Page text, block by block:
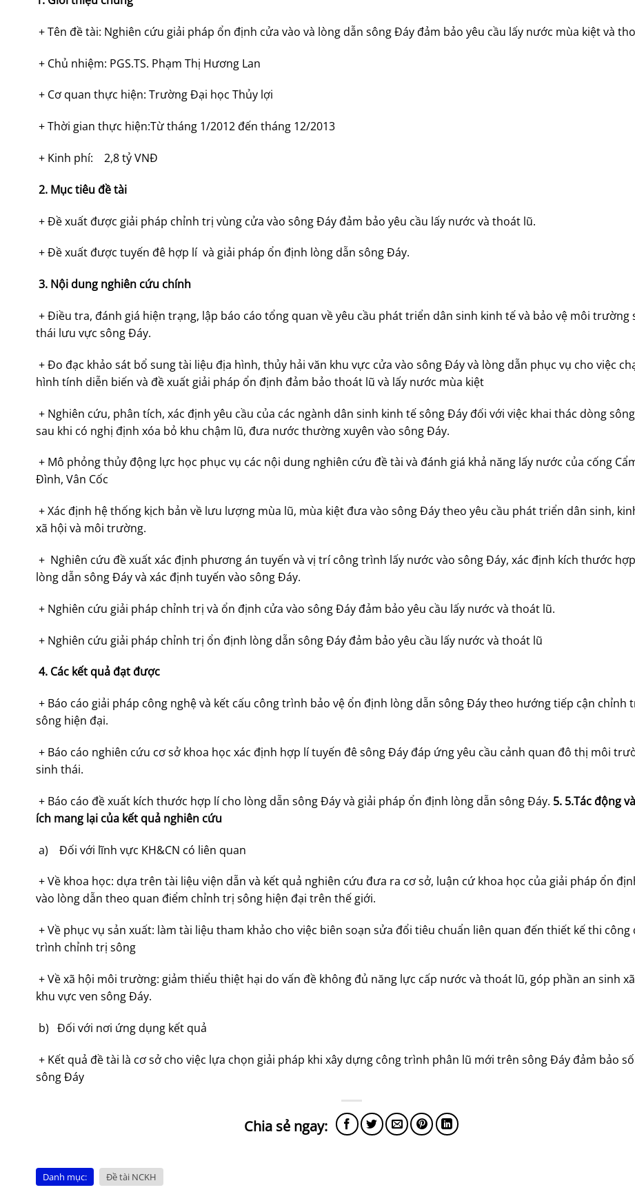
+ Tên đề tài: Nghiên cứu giải pháp ổn định cửa vào và lòng dẫn sông Đáy đảm bảo yêu cầu lấy nước mùa kiệt và
+ Chủ nhiệm: PGS.TS. Phạm Thị Hương Lan
+ Cơ quan thực hiện: Trường Đại học Thủy lợi
+ Thời gian thực hiện:Từ tháng 1/2012 đến tháng 12/2013
+ Kinh phí: 2,8 tỷ VNĐ
2. Mục tiêu đề tài
+ Đề xuất được giải pháp chỉnh trị vùng cửa vào sông Đáy đảm bảo yêu cầu lấy nước và thoát lũ.
+ Đề xuất được tuyến đê hợp lí và giải pháp ổn định lòng dẫn sông Đáy.
3. Nội dung nghiên cứu chính
+ Điều tra, đánh giá hiện trạng, lập báo cáo tổng quan về yêu cầu phát triển dân sinh kinh tế và bảo vệ môi trường
thái lưu vực sông Đáy.
+ Đo đạc khảo sát bổ sung tài liệu địa hình, thủy hải văn khu vực cửa vào sông Đáy và lòng dẫn phục vụ cho việc
hình tính diễn biến và đề xuất giải pháp ổn định đảm bảo thoát lũ và lấy nước mùa kiệt
+ Nghiên cứu, phân tích, xác định yêu cầu của các ngành dân sinh kinh tế sông Đáy đối với việc khai thác dòng
sau khi có nghị định xóa bỏ khu chậm lũ, đưa nước thường xuyên vào sông Đáy.
+ Mô phỏng thủy động lực học phục vụ các nội dung nghiên cứu đề tài và đánh giá khả năng lấy nước của cống
Đình, Vân Cốc
+ Xác định hệ thống kịch bản về lưu lượng mùa lũ, mùa kiệt đưa vào sông Đáy theo yêu cầu phát triển dân sinh,
xã hội và môi trường.
+ Nghiên cứu đề xuất xác định phương án tuyến và vị trí công trình lấy nước vào sông Đáy, xác định kích thước
lòng dẫn sông Đáy và xác định tuyến vào sông Đáy.
+ Nghiên cứu giải pháp chỉnh trị và ổn định cửa vào sông Đáy đảm bảo yêu cầu lấy nước và thoát lũ.
+ Nghiên cứu giải pháp chỉnh trị ổn định lòng dẫn sông Đáy đảm bảo yêu cầu lấy nước và thoát lũ
4. Các kết quả đạt được
+ Báo cáo giải pháp công nghệ và kết cấu công trình bảo vệ ổn định lòng dẫn sông Đáy theo hướng tiếp cận chỉnh
sông hiện đại.
+ Báo cáo nghiên cứu cơ sở khoa học xác định hợp lí tuyến đê sông Đáy đáp ứng yêu cầu cảnh quan đô thị môi
sinh thái.
+ Báo cáo đề xuất kích thước hợp lí cho lòng dẫn sông Đáy và giải pháp ổn định lòng dẫn sông Đáy. 5. 5.Tác động
ích mang lại của kết quả nghiên cứu
a) Đối với lĩnh vực KH&CN có liên quan
+ Về khoa học: dựa trên tài liệu viện dẫn và kết quả nghiên cứu đưa ra cơ sở, luận cứ khoa học của giải pháp ổn
vào lòng dẫn theo quan điểm chỉnh trị sông hiện đại trên thế giới.
+ Về phục vụ sản xuất: làm tài liệu tham khảo cho việc biên soạn sửa đổi tiêu chuẩn liên quan đến thiết kế thi công
trình chỉnh trị sông
+ Về xã hội môi trường: giảm thiểu thiệt hại do vấn đề không đủ năng lực cấp nước và thoát lũ, góp phần an sinh
khu vực ven sông Đáy.
b) Đối với nơi ứng dụng kết quả
+ Kết quả đề tài là cơ sở cho việc lựa chọn giải pháp khi xây dựng công trình phân lũ mới trên sông Đáy đảm bảo
sông Đáy
Danh mục: Đề tài NCKH